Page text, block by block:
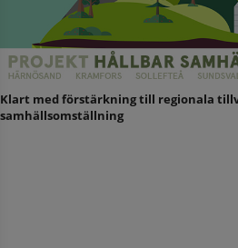
Klart med förstärkning till regionala
samhällsomställning